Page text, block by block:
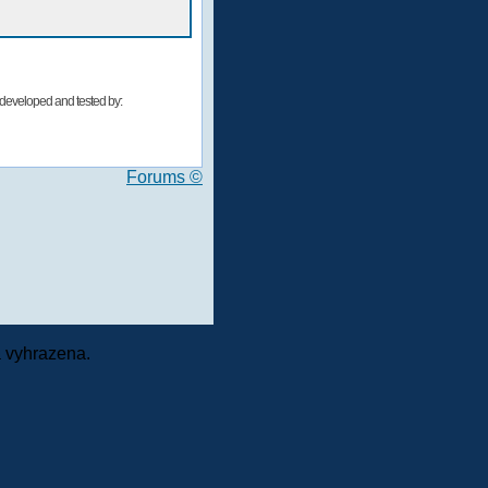
and tested by:
Forums ©
vyhrazena.